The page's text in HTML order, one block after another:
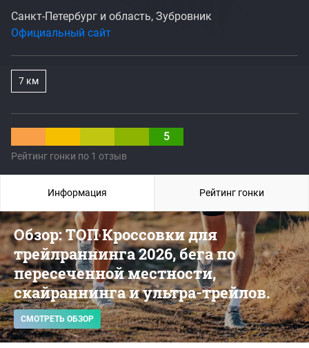
5
Рейтинг гонки по 1 отзыв
Санкт-Петербург и область, Зубровник
Официальный сайт
7 км
Обзор: ТОП Кроссовки для
трейлраннинга 2026, бега по
пересеченной местности,
скайраннинга и ультра-трейлов.
СМОТРЕТЬ ОБЗОР
Информация Рейтинг гонки